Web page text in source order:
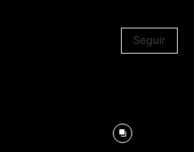
Seguir